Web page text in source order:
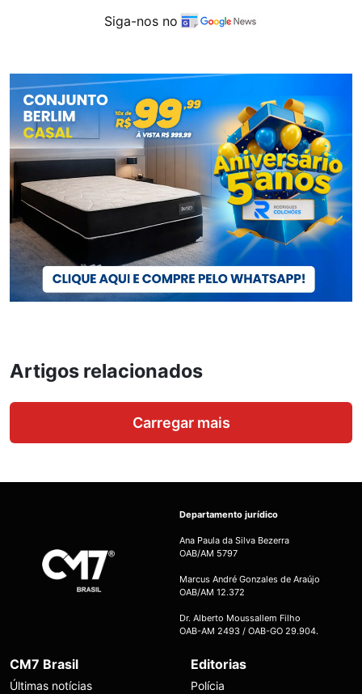
Siga-nos no
Artigos relacionados
Carregar mais
Departamento jurídico
Ana Paula da Silva Bezerra
OAB/AM 5797
Marcus André Gonzales de Araújo
OAB/AM 12.372
Dr. Alberto Moussallem Filho
OAB-AM 2493 / OAB-GO 29.904.
CM7 Brasil
Últimas notícias
Editorias
Polícia